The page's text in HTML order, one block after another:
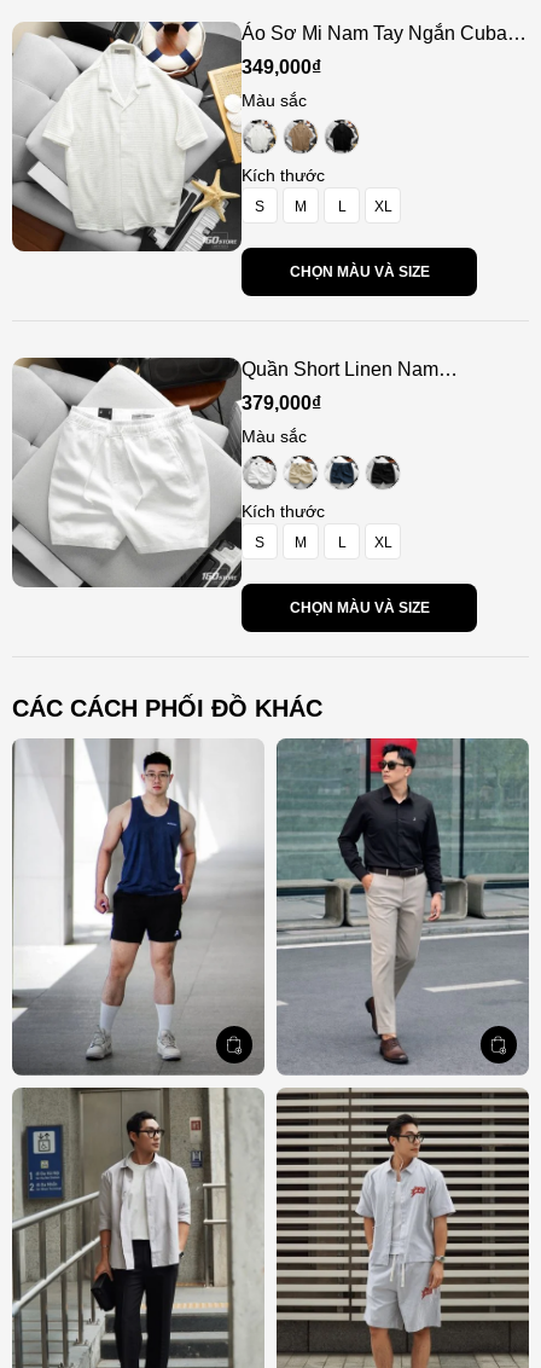
Áo Sơ Mi Nam Tay Ngắn Cuban
ICONDENIM Riviera Knit
349,000₫
Màu sắc
Kích thước
S M L XL
CHỌN MÀU VÀ SIZE
Quần Short Linen Nam
ICONDENIM Azura
379,000₫
Màu sắc
Kích thước
S M L XL
CHỌN MÀU VÀ SIZE
CÁC CÁCH PHỐI ĐỒ KHÁC